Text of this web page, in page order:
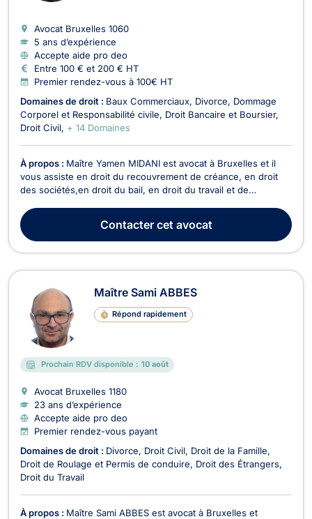
Avocat Bruxelles 1060
5 ans d’expérience
Accepte aide pro deo
Entre 100 € et 200 € HT
Premier rendez-vous à 100€ HT
Domaines de droit : Baux Commerciaux Divorce
Dommage
Corporel et Responsabilité civile
Droit Bancaire et Boursier
Droit Civil + 14 Domaines
À propos : Maître Yamen MIDANI est avocat à Bruxelles et il
vous assiste en droit du recouvrement de créance, en droit
des sociétés,en droit du bail, en droit du travail et de
et de la concurrence. Il peut vous recevoir ou vous conseiller
en appel/visioconférence. Pour ce...
Contactercet avocat
Maître Sami ABBES
Répond rapidement
Prochain RDV disponible : 10 août
Avocat Bruxelles 1180
23 ans d’expérience
Accepte aide pro deo
Premier rendez-vous payant
Domaines de droit : Divorce Droit Civil Droit de la Famille
Droit de Roulage et Permis de conduire
Droit des Étrangers
Droit du Travail
À propos : Maître Sami ABBES est avocat à Bruxelles et